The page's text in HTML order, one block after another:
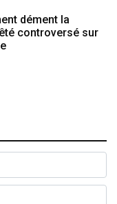
dément la
controversé sur